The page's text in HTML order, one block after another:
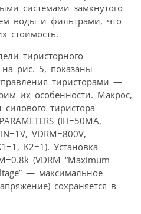
системами замкнутого
воды и фильтрами, что
стоимость.
тиристорного
рис. 5, показаны
тиристорами —
их особенности. Макрос,
тиристора
(IH=50MA,
VDRM=800V,
K2=1). Установка
(VDRM “Maximum
— максимальное
сохраняется в